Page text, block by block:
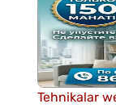
Tehnikalar